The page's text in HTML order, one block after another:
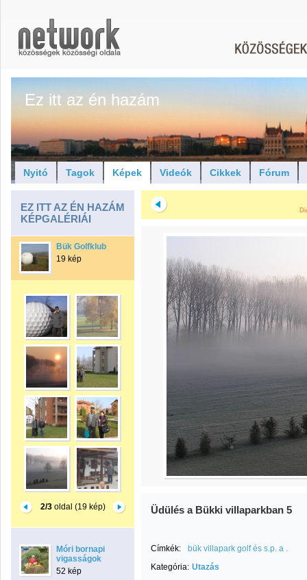
Ez itt az én hazám
Nyitó Tagok Képek Videók Cikkek Fórum
EZ ITT AZ ÉN HAZÁM
KÉPGALÉRIÁI
Bük Golfklub
19 kép
2/3oldal (19 kép)
Móri bornapi
vigasságok
52 kép
Üdülés a Bükki villaparkban 5
Címkék:
bük villapark golf és s.p. a .
Kategória: Utazás